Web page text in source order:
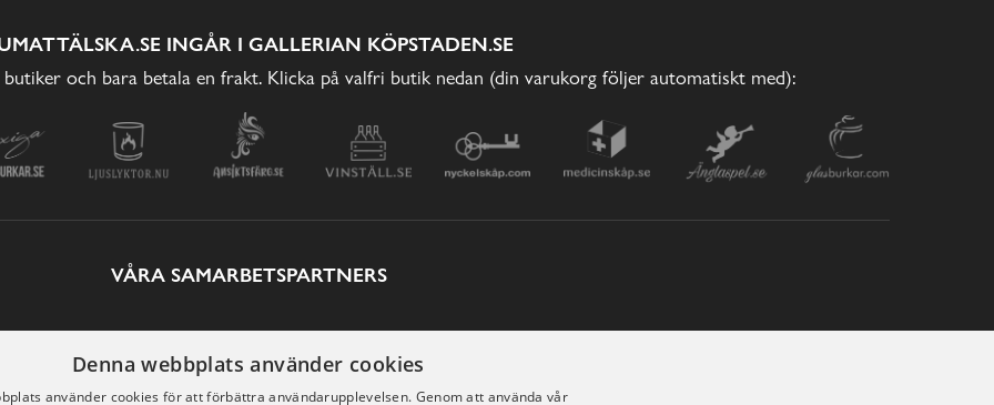
INGÅR I GALLERIAN KÖPSTADEN.SE
och bara betala en frakt. Klicka på valfri butik nedan (din varukorg följer automatiskt med):
VÅRA SAMARBETSPARTNERS
Denna webbplats använder cookies
använder cookies för att förbättra användarupplevelsen. Genom att använda vår